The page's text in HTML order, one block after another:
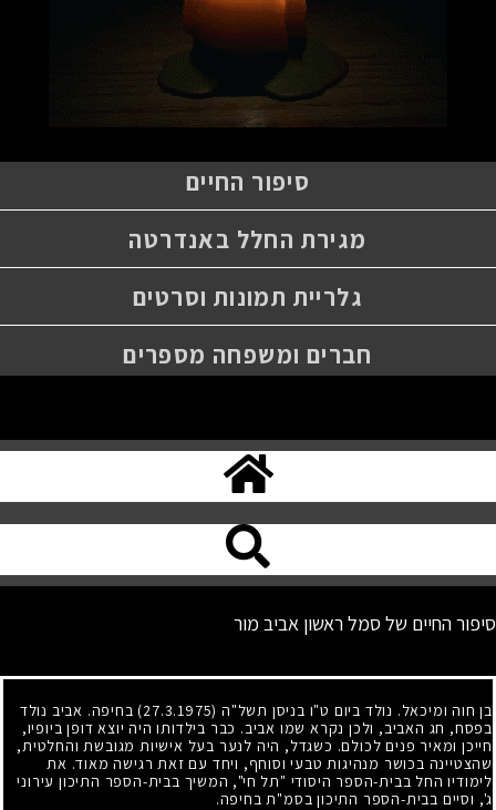
סיפור החיים
מגירת החלל באנדרטה
גלריית תמונות וסרטים
חברים ומשפחה מספרים
סיפור החיים של סמל ראשון אביב מור
בן חוה ומיכאל. נולד ביום ט"ו בניסן תשל"ה (27.3.1975)
בחיפה. אביב נולד
בפסח, חג האביב, ולכן נקרא שמו אביב. כבר בילדותו היה יוצא דופן ביופיו,
חייכן ומאיר פנים לכולם. כשגדל, היה לנער בעל אישיות מגובשת והחלטית,
שהצטיינה בכושר מנהיגות טבעי וסוחף, ויחד עם זאת רגישה מאוד. את
לימודיו החל בבית-הספר היסודי "תל חי", המשיך בבית-הספר התיכון עירוני
ג', וסיים בבית-הספר התיכון בסמ"ת בחיפה.